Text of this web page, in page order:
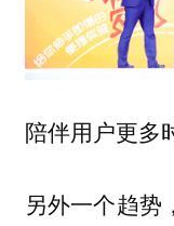
陪伴用户更多
另外一个趋势